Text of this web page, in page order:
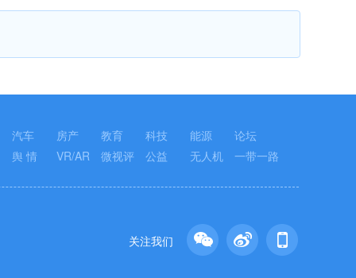
汽车 房产 教育 科技 能源
论坛
舆 情 VR/AR 微视评 公益 无人机 一带一路
关注我们